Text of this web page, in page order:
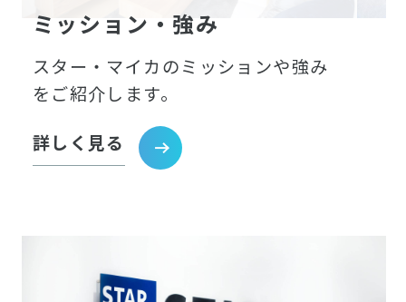
ミッション・強み
スター・マイカのミッションや強み
をご紹介します。
詳しく見る